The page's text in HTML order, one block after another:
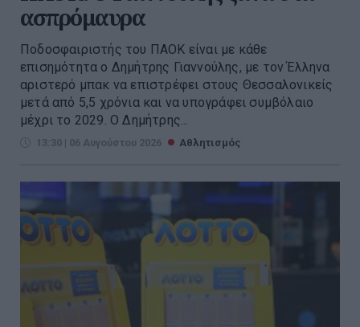
ασπρόμαυρα
Ποδοσφαιριστής του ΠΑΟΚ είναι με κάθε
επισημότητα ο Δημήτρης Γιαννούλης, με τον Έλληνα
αριστερό μπακ να επιστρέφει στους Θεσσαλονικείς
μετά από 5,5 χρόνια και να υπογράφει συμβόλαιο
μέχρι το 2029. Ο Δημήτρης...
13:30 | 06 Αυγούστου 2026 Αθλητισμός